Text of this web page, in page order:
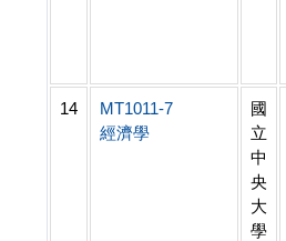
14
MT1011-7
經濟學
國
立
中
央
大
學